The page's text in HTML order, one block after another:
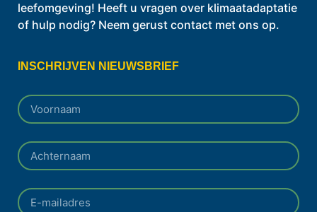
leefomgeving! Heeft u vragen over klimaatadaptatie
of hulp nodig? Neem gerust contact met ons op.
INSCHRIJVEN NIEUWSBRIEF